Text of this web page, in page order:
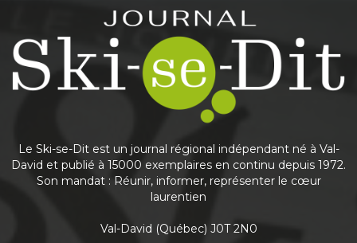
Journal Ski-se-Dit
May 25
This content isn't available right now
Journal Ski-se-Dit
Nouvelle édition du journal
Le Ski-se-Dit est un journal régional indépendant né à Val-
David et publié à 15000 exemplaires en continu depuis 1972.
Son mandat : Réunir, informer, représenter le cœur
laurentien
Val-David (Québec) J0T 2N0